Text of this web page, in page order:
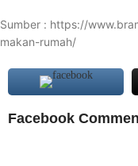
Sumber : https://
makan-rumah/
Facebook